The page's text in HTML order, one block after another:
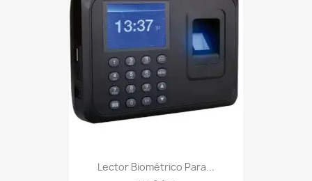
Lector Biométrico Para...